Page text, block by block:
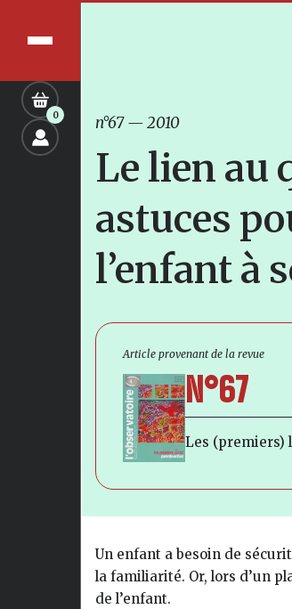
0 n°67—2010
Le lien au
astuces
l’enfant à
Article provenant de la revue
N°67
Les (premiers)
Un enfant a besoin de
la familiarité. Or, lors d’un
de l’enfant.